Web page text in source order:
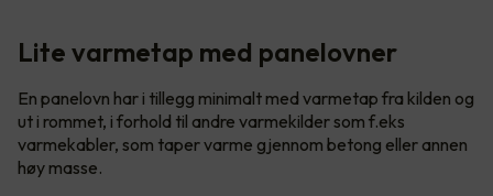
Lite varmetap med panelovner
En panelovn har i tillegg minimalt med varmetap fra kilden og
ut i rommet, i forhold til andre varmekilder som f.eks
varmekabler, som taper varme gjennom betong eller annen
høy masse.